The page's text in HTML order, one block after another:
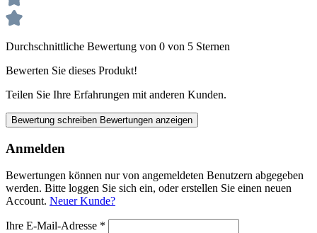
Durchschnittliche Bewertung von 0 von 5 Sternen
Bewerten Sie dieses Produkt!
Teilen Sie Ihre Erfahrungen mit anderen Kunden.
Bewertung schreiben Bewertungen anzeigen
Anmelden
Bewertungen können nur von angemeldeten Benutzern abgegeben
werden. Bitte loggen Sie sich ein, oder erstellen Sie einen neuen
Account. Neuer Kunde?
Ihre E-Mail-Adresse *